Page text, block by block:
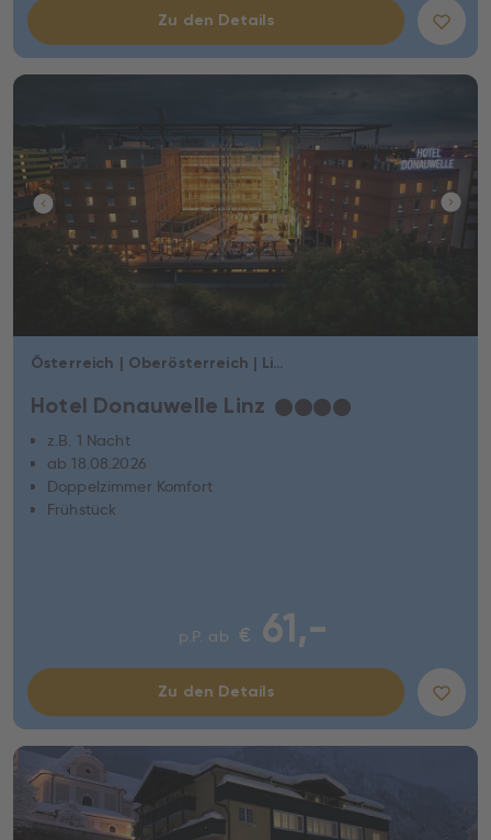
Zu den Details
Österreich | Oberösterreich | Linz
Hotel Donauwelle Linz ★★★★
z.B. 1 Nacht
ab 18.08.2026
Doppelzimmer Komfort
Frühstück
p.P. ab € 61,-
Zu den Details